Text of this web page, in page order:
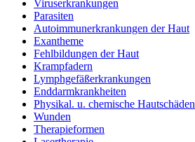
Viruserkrankungen
Parasiten
Autoimmunerkrankungen der Haut
Exantheme
Fehlbildungen der Haut
Krampfadern
Lymphgefäßerkrankungen
Enddarmkrankheiten
Physikal. u. chemische Hautschäden
Wunden
Therapieformen